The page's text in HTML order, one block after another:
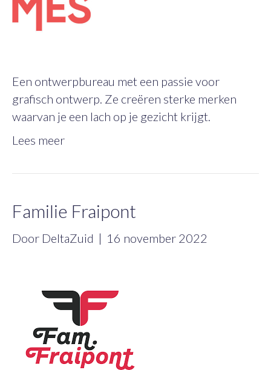
Een ontwerpbureau met een passie voor
grafisch ontwerp. Ze creëren sterke merken
waarvan je een lach op je gezicht krijgt.
Lees meer
Familie Fraipont
Door DeltaZuid | 16 november 2022